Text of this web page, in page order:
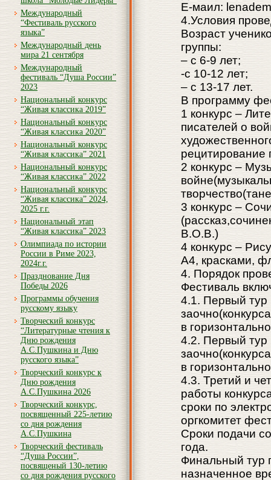
Международный
“Фестиваль русского
языка”
Международный день
мира 21 сентября
Международный
фестиваль “Душа России”
2023
Национальный конкурс
“Живая классика 2019”
Национальный конкурс
“Живая классика 2020”
Национальный конкурс
“Живая классика” 2021
Национальный конкурс
“Живая классика” 2022
Национальный конкурс
“Живая классика” 2024,
2025 г.г.
Национальный этап
“Живая классика” 2023
Олимпиада по истории
России в Риме 2023,
2024г.г.
Празднование Дня
Победы 2026
Программы обучения
русскому языку
Творческий конкурс
“Литературные чтения к
Дню рождения
А.С.Пушкина и Дню
русского языка”
Творческий конкурс к
Дню рождения
А.С.Пушкина 2026
Творческий конкурс,
посвященный 225-летию
со дня рождения
А.С.Пушкина
Творческий фестиваль
“Душа России”,
посвященый 130-летию
со дня рождения русского
Е-маил:
4.Условия
Возраст
группы:
– с 6-9 лет;
-с 10-12 лет;
– с 13-17 лет.
В программу
1 конкурс –
писателей о
рецитирование
2 конкурс –
3 конкурс –
В.О.В.)
4 конкурс –
А4, красками,
4. Порядок
Фестиваль
4.1. Первый тур
в
4.2. Первый тур
в
4.3. Третий и
работы
сроки по
оргкомитет
Сроки подачи
года.
Финальный тур
назначенное